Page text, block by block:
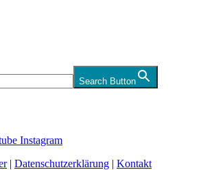
Search Button
Instagram
| Datenschutzerklärung | Kontakt